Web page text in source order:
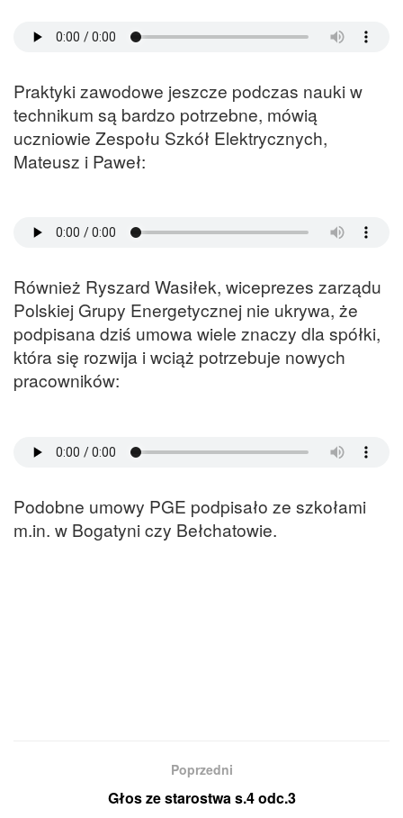
Praktyki zawodowe jeszcze podczas nauki w
technikum są bardzo potrzebne, mówią
uczniowie Zespołu Szkół Elektrycznych,
Mateusz i Paweł:
Również Ryszard Wasiłek, wiceprezes zarządu
Polskiej Grupy Energetycznej nie ukrywa, że
podpisana dziś umowa wiele znaczy dla spółki,
która się rozwija i wciąż potrzebuje nowych
pracowników:
Podobne umowy PGE podpisało ze szkołami
m.in. w Bogatyni czy Bełchatowie.
Poprzedni
Głos ze starostwa s.4 odc.3